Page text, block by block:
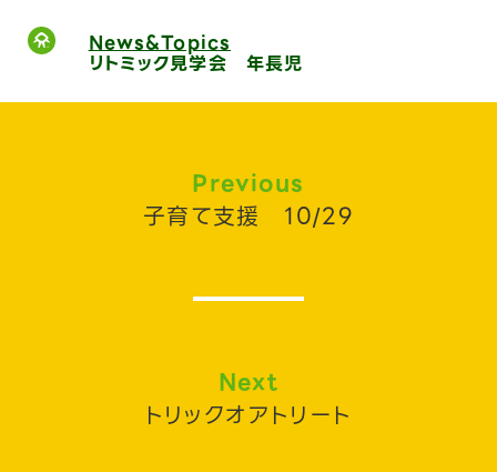
News&Topics
リトミック見学会 年長児
Previous
子育て支援 10/29
Next
トリックオアトリート